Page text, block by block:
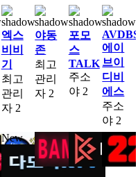
엑스
비비
기
최고
관리
자 2
야동
존
최고
관리
자 2
포모
스
TALK
주소
야 2
에이
브이
디비
에스
주소
야 2
New